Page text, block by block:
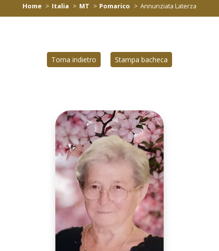
Home Italia MT Pomarico Annunziata Laterza
Torna indietro Stampa bacheca